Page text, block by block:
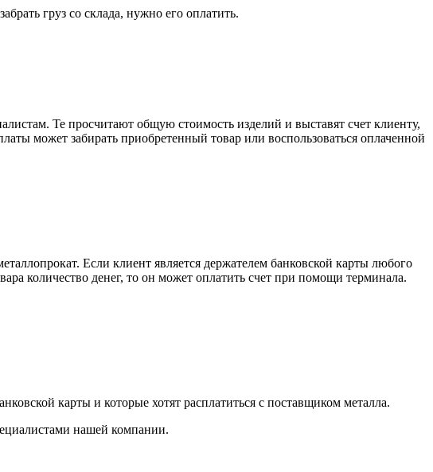
груз со склада, нужно его оплатить.
Те просчитают общую стоимость изделий и выставят счет клиенту,
может забирать приобретенный товар или воспользоваться оплаченной
Если клиент является держателем банковской карты любого
количество денег, то он может оплатить счет при помощи терминала.
карты и которые хотят расплатиться с поставщиком металла.
нашей компании.